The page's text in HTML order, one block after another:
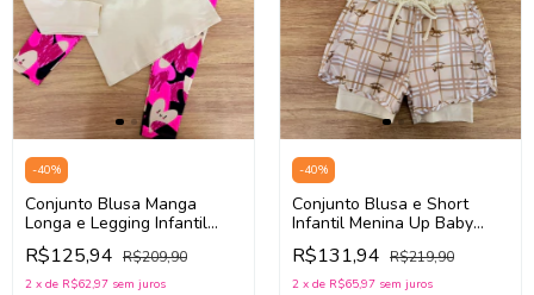
-40%
Conjunto Blusa Manga
Longa e Legging Infantil
Menina Up Baby 46611
(Bege Claro/Rosa)
R$125,94 R$209,90
2 x de R$62,97 sem juros
-40%
Conjunto Blusa e Short
Infantil Menina Up Baby
46606 (Bege Claro)
R$131,94 R$219,90
2 x de R$65,97 sem juros